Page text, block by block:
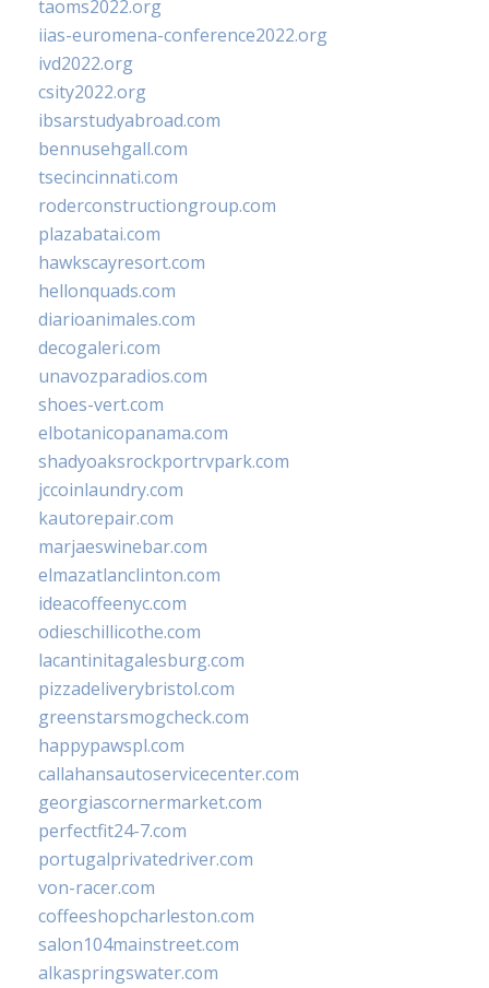
taoms2022.org
iias-euromena-conference2022.org
ivd2022.org
csity2022.org
ibsarstudyabroad.com
bennusehgall.com
tsecincinnati.com
roderconstructiongroup.com
plazabatai.com
hawkscayresort.com
hellonquads.com
diarioanimales.com
decogaleri.com
unavozparadios.com
shoes-vert.com
elbotanicopanama.com
shadyoaksrockportrvpark.com
jccoinlaundry.com
kautorepair.com
marjaeswinebar.com
elmazatlanclinton.com
ideacoffeenyc.com
odieschillicothe.com
lacantinitagalesburg.com
pizzadeliverybristol.com
greenstarsmogcheck.com
happypawspl.com
callahansautoservicecenter.com
georgiascornermarket.com
perfectfit24-7.com
portugalprivatedriver.com
von-racer.com
coffeeshopcharleston.com
salon104mainstreet.com
alkaspringswater.com